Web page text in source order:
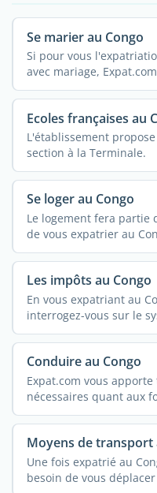
Se marier au Congo
Si pour vous
avec mariage,
belle ...
Ecoles françaises au
L'établissement
section à la Terminale.
Se loger au Congo
Le logement fera partie
de vous expatrier au
Les impôts au Congo
En vous expatriant au
interrogez-vous sur le
Conduire au Congo
Expat.com vous
nécessaires quant aux
Moyens de transport
Une fois expatrié au
besoin de vous